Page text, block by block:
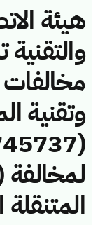
هيئة
مخالفات
وتقنية
لمخالفة